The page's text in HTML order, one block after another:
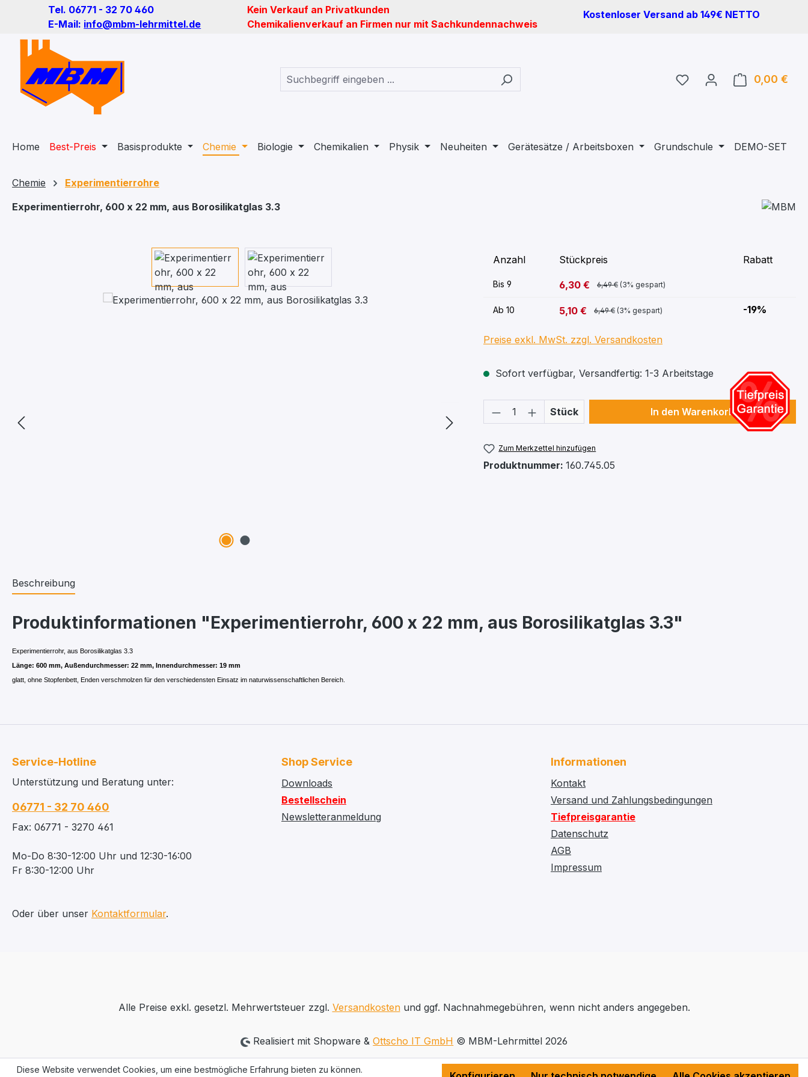
Hauptinhalt springen
Zur Suche springen
Zur Hauptnavigation springen
Tel. 06771 - 32 70 460
E-Mail: info@mbm-lehrmittel.de
Kein Verkauf an Privatkunden
Chemikalienverkauf an Firmen nur mit Sachkundennachweis
Kostenloser Versand ab 149€ NETTO
Du hast 0 Produkte auf
0,00 €
Home Best-Preis Basisprodukte Chemie Biologie Chemikalien Physik Neuheiten Gerätesätze / Arbeitsboxen Grundschule DEMO-SET
Chemie
Experimentierrohre
Experimentierrohr, 600 x 22 mm, aus Borosilikatglas 3.3
Anzahl Stückpreis Rabatt
Bis 9 6,30 € 6,49 € (3% gespart)
Ab 10 5,10 € 6,49 € (3% gespart) -19%
Preise exkl. MwSt. zzgl. Versandkosten
Sofort verfügbar, Versandfertig: 1-3 Arbeitstage
Produkt Anzahl: Gib den gewünschten Wert
Stück In den Warenkorb
Zum Merkzettel hinzufügen
Produktnummer: 160.745.05
Beschreibung
Produktinformationen "Experimentierrohr, 600 x 22 mm, aus Borosilikatglas 3.3"
Experimentierrohr, aus Borosilikatglas 3.3
Länge: 600 mm, Außendurchmesser: 22 mm, Innendurchmesser: 19 mm
glatt, ohne Stopfenbett, Enden verschmolzen für den verschiedensten Einsatz im naturwissenschaftlichen Bereich.
Service-Hotline
Unterstützung und Beratung unter:
06771 - 32 70 460
Fax: 06771 - 3270 461
Mo-Do 8:30-12:00 Uhr und 12:30-16:00
Fr 8:30-12:00 Uhr
Oder über unser Kontaktformular.
Shop Service
Downloads
Bestellschein
Newsletteranmeldung
Informationen
Kontakt
Versand und Zahlungsbedingungen
Tiefpreisgarantie
Datenschutz
AGB
Impressum
Alle Preise exkl. gesetzl. Mehrwertsteuer zzgl. Versandkostenund ggf. Nachnahmegebühren, wenn nicht anders angegeben.
Realisiert mit Shopware &Ottscho IT GmbH © MBM-Lehrmittel 2026
Diese Website verwendet Cookies, um eine bestmögliche Erfahrung bieten zu können.